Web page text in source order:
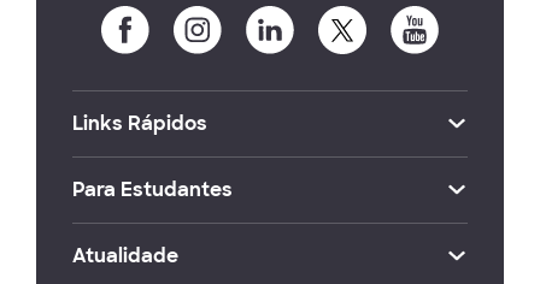
Links Rápidos
Para Estudantes
Atualidade